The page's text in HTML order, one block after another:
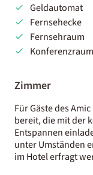
Geldautomat
Fernsehecke
Fernsehraum
Konferenzraum
Zimmer
Für Gäste des
bereit, die mit der
Entspannen
unter Umständen
im Hotel erfragt